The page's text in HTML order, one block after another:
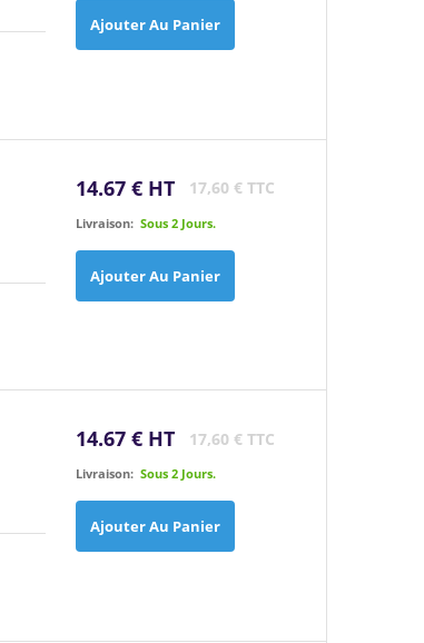
Ajouter Au Panier
14.67 € HT 17,60 € TTC
Livraison: Sous 2 Jours.
Ajouter Au Panier
14.67 € HT 17,60 € TTC
Livraison: Sous 2 Jours.
Ajouter Au Panier